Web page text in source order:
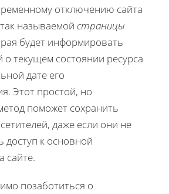
отключению сайта
называемой страницы
будет информировать
о текущем состоянии ресурса
дате его
Этот простой, но
поможет сохранить
даже если они не
доступ к основной
сайте.
позаботиться о